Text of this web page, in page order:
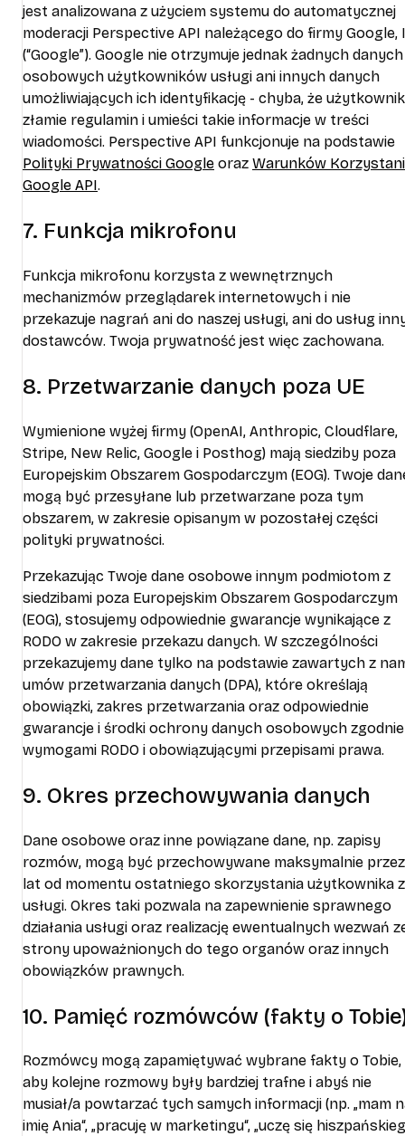
jest analizowana z użyciem systemu do automatycznej
moderacji Perspective API należącego do firmy Google,
(“Google”). Google nie otrzymuje jednak żadnych danych
osobowych użytkowników usługi ani innych danych
umożliwiających ich identyfikację - chyba, że użytkownik
złamie regulamin i umieści takie informacje w treści
wiadomości. Perspective API funkcjonuje na podstawie
Polityki Prywatności Google oraz Warunków
Google API.
7. Funkcja mikrofonu
Funkcja mikrofonu korzysta z wewnętrznych
mechanizmów przeglądarek internetowych i nie
przekazuje nagrań ani do naszej usługi, ani do usług
dostawców. Twoja prywatność jest więc zachowana.
8. Przetwarzanie danych poza UE
Wymienione wyżej firmy (OpenAI, Anthropic, Cloudflare,
Stripe, New Relic, Google i Posthog) mają siedziby poza
Europejskim Obszarem Gospodarczym (EOG). Twoje
mogą być przesyłane lub przetwarzane poza tym
obszarem, w zakresie opisanym w pozostałej części
polityki prywatności.
Przekazując Twoje dane osobowe innym podmiotom z
siedzibami poza Europejskim Obszarem Gospodarczym
(EOG), stosujemy odpowiednie gwarancje wynikające z
RODO w zakresie przekazu danych. W szczególności
przekazujemy dane tylko na podstawie zawartych z
umów przetwarzania danych (DPA), które określają
obowiązki, zakres przetwarzania oraz odpowiednie
gwarancje i środki ochrony danych osobowych
wymogami RODO i obowiązującymi przepisami prawa.
9. Okres przechowywania danych
Dane osobowe oraz inne powiązane dane, np. zapisy
rozmów, mogą być przechowywane maksymalnie
lat od momentu ostatniego skorzystania użytkownika z
usługi. Okres taki pozwala na zapewnienie sprawnego
działania usługi oraz realizację ewentualnych wezwań
strony upoważnionych do tego organów oraz innych
obowiązków prawnych.
10. Pamięć rozmówców (fakty o
Rozmówcy mogą zapamiętywać wybrane fakty o Tobie,
aby kolejne rozmowy były bardziej trafne i abyś nie
musiał/a powtarzać tych samych informacji (np. „mam
imię Ania“, „pracuję w marketingu“, „uczę się